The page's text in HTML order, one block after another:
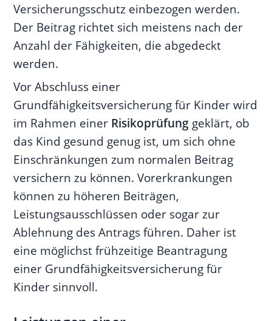
Versicherungsschutz einbezogen werden.
Der Beitrag richtet sich meistens nach der
Anzahl der Fähigkeiten, die abgedeckt
werden.
Vor Abschluss einer
Grundfähigkeitsversicherung für Kinder wird
im Rahmen einer Risikoprüfung geklärt, ob
das Kind gesund genug ist, um sich ohne
Einschränkungen zum normalen Beitrag
versichern zu können. Vorerkrankungen
können zu höheren Beiträgen,
Leistungsausschlüssen oder sogar zur
Ablehnung des Antrags führen. Daher ist
eine möglichst frühzeitige Beantragung
einer Grundfähigkeitsversicherung für
Kinder sinnvoll.